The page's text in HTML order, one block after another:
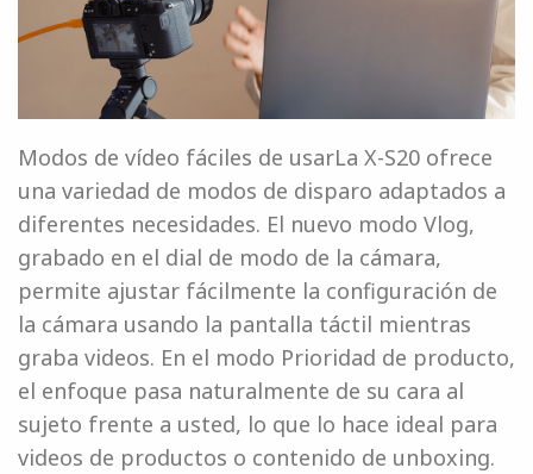
Modos de vídeo fáciles de usarLa X-S20 ofrece
una variedad de modos de disparo adaptados a
diferentes necesidades. El nuevo modo Vlog,
grabado en el dial de modo de la cámara,
permite ajustar fácilmente la configuración de
la cámara usando la pantalla táctil mientras
graba videos. En el modo Prioridad de producto,
el enfoque pasa naturalmente de su cara al
sujeto frente a usted, lo que lo hace ideal para
videos de productos o contenido de unboxing.